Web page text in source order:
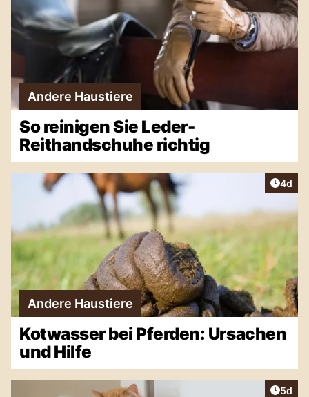
Andere Haustiere
So reinigen Sie Leder-
Reithandschuhe richtig
4d
Andere Haustiere
Kotwasser bei Pferden: Ursachen
und Hilfe
5d